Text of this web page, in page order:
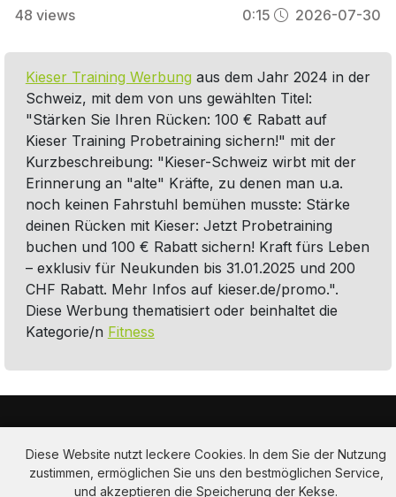
Diese Website nutzt leckere Cookies. In dem Sie der Nutzung
zustimmen, ermöglichen Sie uns den bestmöglichen Service,
und akzeptieren die Speicherung der Kekse.
48 views 0:15 2026-07-30
Kieser Training Werbung aus dem Jahr 2024 in der
Schweiz, mit dem von uns gewählten Titel:
"Stärken Sie Ihren Rücken: 100 € Rabatt auf
Kieser Training Probetraining sichern!" mit der
Kurzbeschreibung: "Kieser-Schweiz wirbt mit der
Erinnerung an "alte" Kräfte, zu denen man u.a.
noch keinen Fahrstuhl bemühen musste: Stärke
deinen Rücken mit Kieser: Jetzt Probetraining
buchen und 100 € Rabatt sichern! Kraft fürs Leben
– exklusiv für Neukunden bis 31.01.2025 und 200
CHF Rabatt. Mehr Infos auf kieser.de/promo.".
Diese Werbung thematisiert oder beinhaltet die
Kategorie/n Fitness